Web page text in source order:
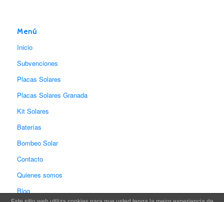
Menú
Inicio
Subvenciones
Placas Solares
Placas Solares Granada
Kit Solares
Baterías
Bombeo Solar
Contacto
Quienes somos
Blog